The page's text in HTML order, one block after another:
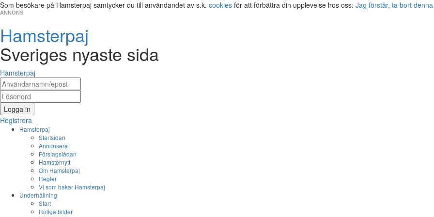
Som besökare på Hamsterpaj samtycker du till användandet av s.k. cookies för att förbättra din upplevelse hos oss. Jag förstår, ta bort
ANNONS
Hamsterpaj
Sveriges nyaste sida
Hamsterpaj
Logga in
Registrera
Hamsterpaj
Startsidan
Annonsera
Förslagslådan
Hamsternytt
Om Hamsterpaj
Regler
Vi som bakar Hamsterpaj
Underhållning
Start
Roliga bilder